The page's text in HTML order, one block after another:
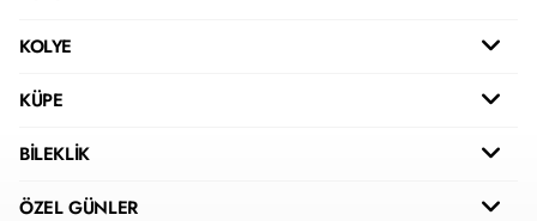
KOLYE
KÜPE
BİLEKLİK
ÖZEL GÜNLER